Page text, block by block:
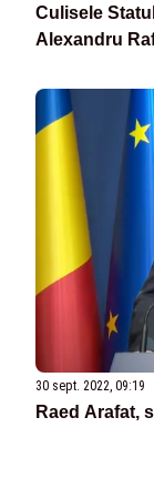
Culisele
Alexandru
30 sept. 2022, 09:19
Raed Arafat,